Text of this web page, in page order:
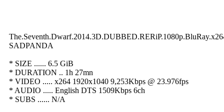
SADPANDA
* SIZE ...... 6.5 GiB
* DURATION .. 1h 27mn
* VIDEO ..... x264 1920x1040 9,253Kbps @ 23.976fps
* AUDIO ..... English DTS 1509Kbps 6ch
* SUBS ...... N/A